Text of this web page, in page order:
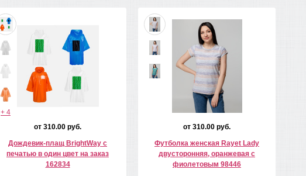
+ 4
от 310.00 руб.
Дождевик-плащ BrightWay с
печатью в один цвет на заказ
162834
от 310.00 руб.
Футболка женская Rayet Lady
двусторонняя, оранжевая с
фиолетовым 98446